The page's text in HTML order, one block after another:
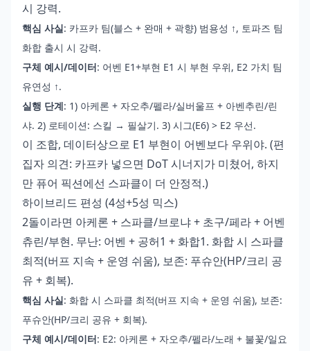
시 강력.
핵심 사실: 카프카 팀(블스 + 완매 + 곽향) 범용성 ↑, 토파즈 팀
화합 출시 시 강력.
구체 예시/데이터: 어벤 E1+부현 E1 시 부현 우위, E2 가치 팀
유연성 ↑.
실행 단계: 1) 아케론 + 자오추/펠라/실버울프 + 아벤추린/린
샤. 2) 로테이션: 스킬 → 필살기. 3) 시그(E6) > E2 우선.
이 조합, 데이터상으로 E1 부현이 어벤보다 우위야. (편
집자 의견: 카프카 넣으면 DoT 시너지가 미쳤어, 하지
만 퓨어 픽션에선 스파클이 더 안정적.)
하이브리드 편성 (4성+5성 믹스)
2돌이라면 아케론 + 스파클/브로냐 + 초구/페라 + 어벤
츄린/부현. 무난: 어벤 + 공허1 + 화합1. 화합 시 스파클
최적(버프 지속 + 운영 쉬움), 보존: 푸슈안(HP/크리 공
유 + 회복).
핵심 사실: 화합 시 스파클 최적(버프 지속 + 운영 쉬움), 보존:
푸슈안(HP/크리 공유 + 회복).
구체 예시/데이터: E2: 아케론 + 자오추/펠라/노래 + 불꽃/일요